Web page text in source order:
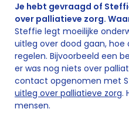
Je hebt gevraagd of
over palliatieve zorg.
Steffie legt moeilijke
uitleg over dood gaan,
regelen. Bijvoorbeeld een
er was nog niets over
contact opgenomen met
uitleg over palliatieve zorg.
mensen.